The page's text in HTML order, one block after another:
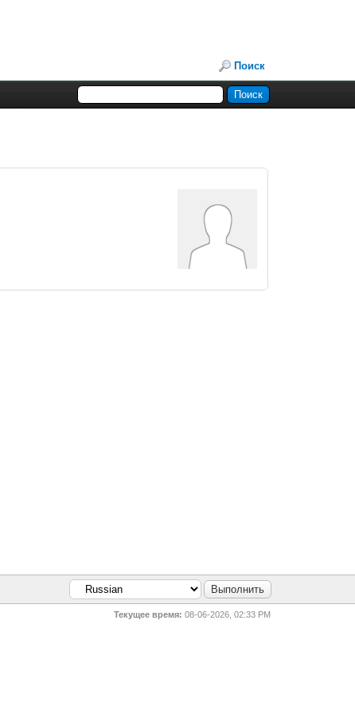
Поиск
Текущее время: 08-06-2026, 02:33 PM